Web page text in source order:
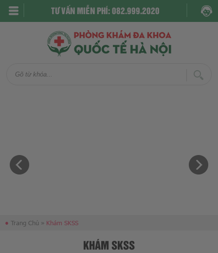
TƯ VẤN MIỄN PHÍ: 082.999.2020
● Trang Chủ » Khám SKSS
KHÁM SKSS